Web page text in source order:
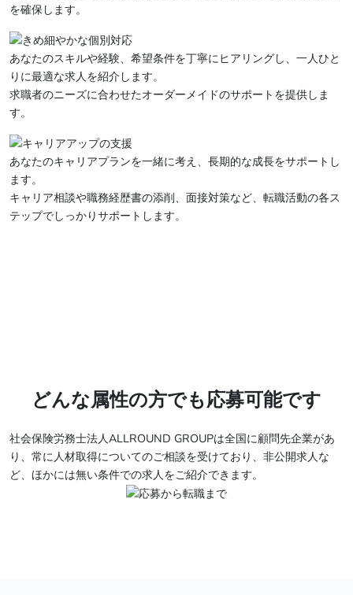
を確保します。
あなたのスキルや経験、希望条件を丁寧にヒアリングし、一人ひと
りに最適な求人を紹介します。
求職者のニーズに合わせたオーダーメイドのサポートを提供しま
す。
あなたのキャリアプランを一緒に考え、長期的な成長をサポートし
ます。
キャリア相談や職務経歴書の添削、面接対策など、転職活動の各ス
テップでしっかりサポートします。
どんな属性の方でも応募可能です
社会保険労務士法人ALLROUND GROUPは全国に顧問先企業があ
り、常に人材取得についてのご相談を受けており、非公開求人な
ど、ほかには無い条件での求人をご紹介できます。